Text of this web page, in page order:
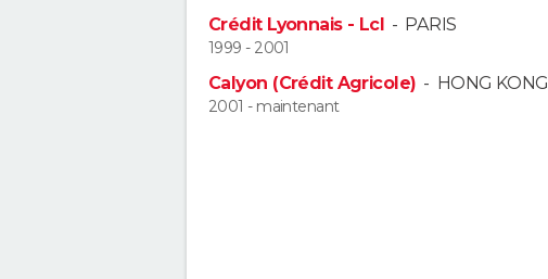
Crédit Lyonnais - Lcl - PARIS
1999 - 2001
Calyon (Crédit Agricole) - HONG KONG
2001 - maintenant